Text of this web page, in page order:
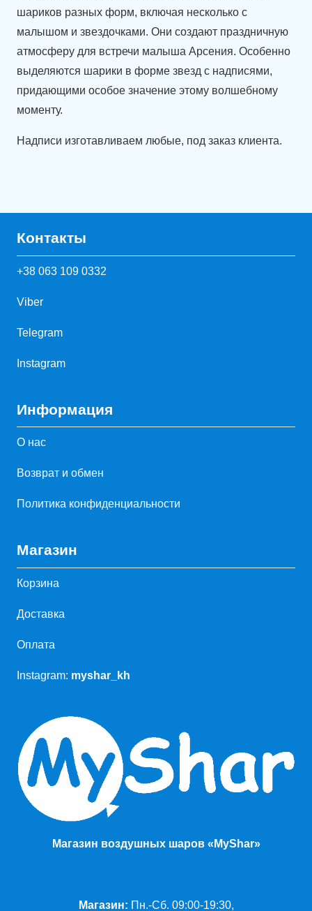
шариков разных форм, включая несколько с
малышом и звездочками. Они создают праздничную
атмосферу для встречи малыша Арсения. Особенно
выделяются шарики в форме звезд с надписями,
придающими особое значение этому волшебному
моменту.
Надписи изготавливаем любые, под заказ клиента.
Контакты
+38 063 109 0332
Viber
Telegram
Instagram
Информация
О нас
Возврат и обмен
Политика конфиденциальности
Магазин
Корзина
Доставка
Оплата
Instagram: myshar_kh
Магазин воздушных шаров «MyShar»
Магазин: Пн.-Сб. 09:00-19:30,